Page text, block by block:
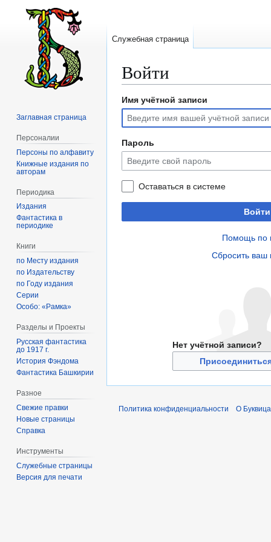
Войти
Перейти
навигации
Перейти
поиску
Имя учётной записи
Пароль
Оставаться в системе
Войти
Помощь по
Сбросить ваш
Нет учётной записи?
Служебная страница
Заглавная страница
Персоналии
Персоны по алфавиту
Книжные издания по
авторам
Периодика
Издания
Фантастика в
периодике
Книги
по Месту издания
по Издательству
по Году издания
Серии
Особо: «Рамка»
Разделы и Проекты
Русская фантастика
до 1917 г.
История Фэндома
Фантастика Башкирии
Разное
Свежие правки
Новые страницы
Справка
Инструменты
Служебные страницы
Версия для печати
Политика конфиденциальности О Буквица